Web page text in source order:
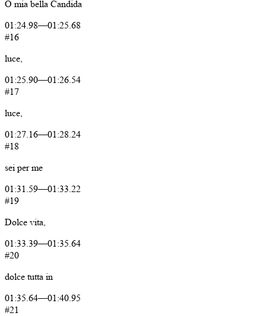
O mia bella Candida
01:24.98—01:25.68
#16
luce,
01:25.90—01:26.54
#17
luce,
01:27.16—01:28.24
#18
sei per me
01:31.59—01:33.22
#19
Dolce vita,
01:33.39—01:35.64
#20
dolce tutta in
01:35.64—01:40.95
#21